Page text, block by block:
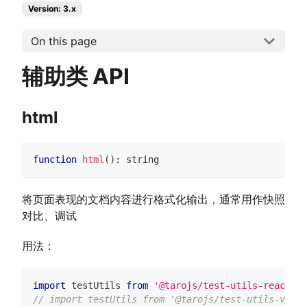
Version: 3.x
On this page
辅助类 API
html
function html ( ) : string
将页面表现的文档内容进行格式化输出，通常用作快照
对比、调试
用法：
import testUtils from '@tarojs/test-utils-react'
// import testUtils from '@tarojs/test-utils-